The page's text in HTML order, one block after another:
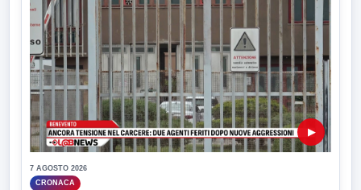
▶
7 AGOSTO 2026
CRONACA